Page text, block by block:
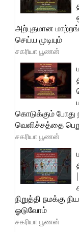
அற்புதமான
செய்ய முடியும்
சகரியா பூணன்
கொடுக்கும் போது
வெளிச்சத்தை
சகரியா பூணன்
நிறுத்தி நமக்கு
ஓடுவோம்
சகரியா பூணன்